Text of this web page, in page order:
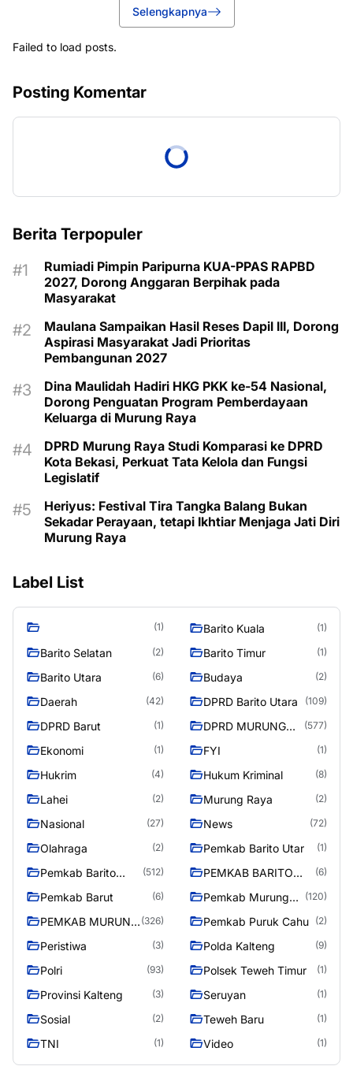
Selengkapnya
Failed to load posts.
Posting Komentar
Berita Terpopuler
Rumiadi Pimpin Paripurna KUA-PPAS RAPBD
2027, Dorong Anggaran Berpihak pada
Masyarakat
Maulana Sampaikan Hasil Reses Dapil III, Dorong
Aspirasi Masyarakat Jadi Prioritas
Pembangunan 2027
Dina Maulidah Hadiri HKG PKK ke-54 Nasional,
Dorong Penguatan Program Pemberdayaan
Keluarga di Murung Raya
DPRD Murung Raya Studi Komparasi ke DPRD
Kota Bekasi, Perkuat Tata Kelola dan Fungsi
Legislatif
Heriyus: Festival Tira Tangka Balang Bukan
Sekadar Perayaan, tetapi Ikhtiar Menjaga Jati Diri
Murung Raya
Label List
(1) Barito Kuala (1)
Barito Selatan (2) Barito Timur (1)
Barito Utara (6) Budaya (2)
Daerah (42) DPRD Barito Utara (109)
DPRD Barut (1)
DPRD MURUNG
(577)
Ekonomi (1) FYI (1)
Hukrim (4) Hukum Kriminal (8)
Lahei (2) Murung Raya (2)
Nasional (27) News (72)
Olahraga (2) Pemkab Barito Utar (1)
Pemkab Barito
(512)
PEMKAB BARITO
(6)
Pemkab Barut (6)
Pemkab Murung
(120)
PEMKAB MURUNG (326) Pemkab Puruk Cahu (2)
Peristiwa (3) Polda Kalteng (9)
Polri (93) Polsek Teweh Timur (1)
Provinsi Kalteng (3) Seruyan (1)
Sosial (2) Teweh Baru (1)
TNI (1) Video (1)